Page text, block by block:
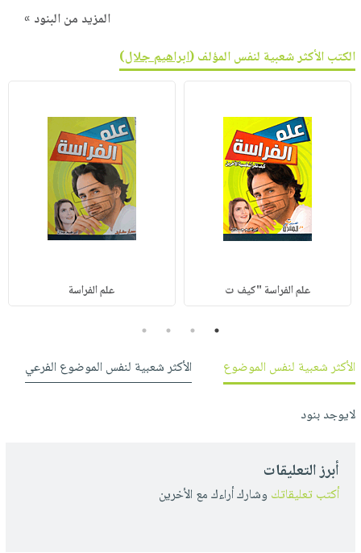
المزيد من البنود »
الكتب الأكثر شعبية لنفس المؤلف (ابراهيم جلال)
علم الفراسة "كيف ت علم الفراسة
1
2
3
4
الأكثر شعبية لنفس الموضوع
الأكثر شعبية لنفس الموضوع الفرعي
لايوجد بنود
أبرز التعليقات
أكتب تعليقاتك وشارك أراءك مع الأخرين